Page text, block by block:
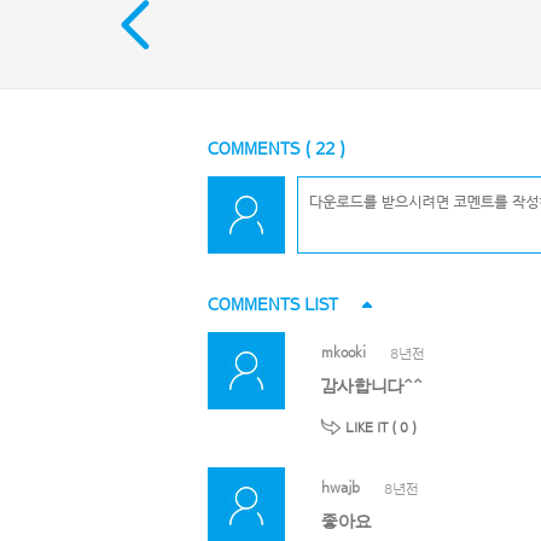
COMMENTS ( 22 )
COMMENTS LIST
mkooki 8년전
감사합니다^^
LIKE IT ( 0 )
hwajb 8년전
좋아요